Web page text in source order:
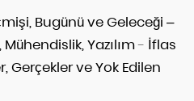
Bugünü ve Geleceği –
Yazılım- İflas
Gerçekler ve Yok Edilen